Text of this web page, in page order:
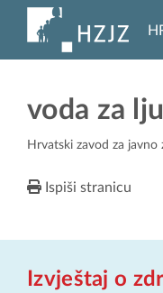
voda za
Hrvatski zavod za javno
Ispiši stranicu
Izvještaj o